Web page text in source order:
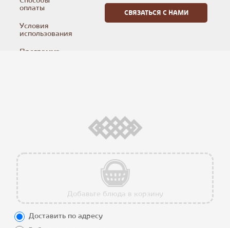
Все блюда
Добавьте блюда в корзину
Доставить по адресу
оплаты
Условия
использования
Программа
Мы в соцсетях